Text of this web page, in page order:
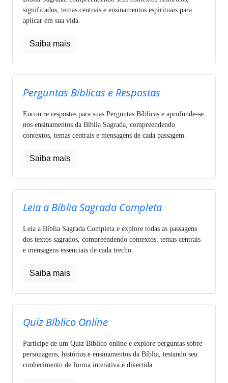
significados, temas centrais e ensinamentos espirituais para
aplicar em sua vida.
Saiba mais
Perguntas Bíblicas e Respostas
Encontre respostas para suas Perguntas Bíblicas e aprofunde-se
nos ensinamentos da Bíblia Sagrada, compreendendo
contextos, temas centrais e mensagens de cada passagem.
Saiba mais
Leia a Bíblia Sagrada Completa
Leia a Bíblia Sagrada Completa e explore todas as passagens
dos textos sagrados, compreendendo contextos, temas centrais
e mensagens essenciais de cada trecho.
Saiba mais
Quiz Bíblico Online
Participe de um Quiz Bíblico online e explore perguntas sobre
personagens, histórias e ensinamentos da Bíblia, testando seu
conhecimento de forma interativa e divertida.